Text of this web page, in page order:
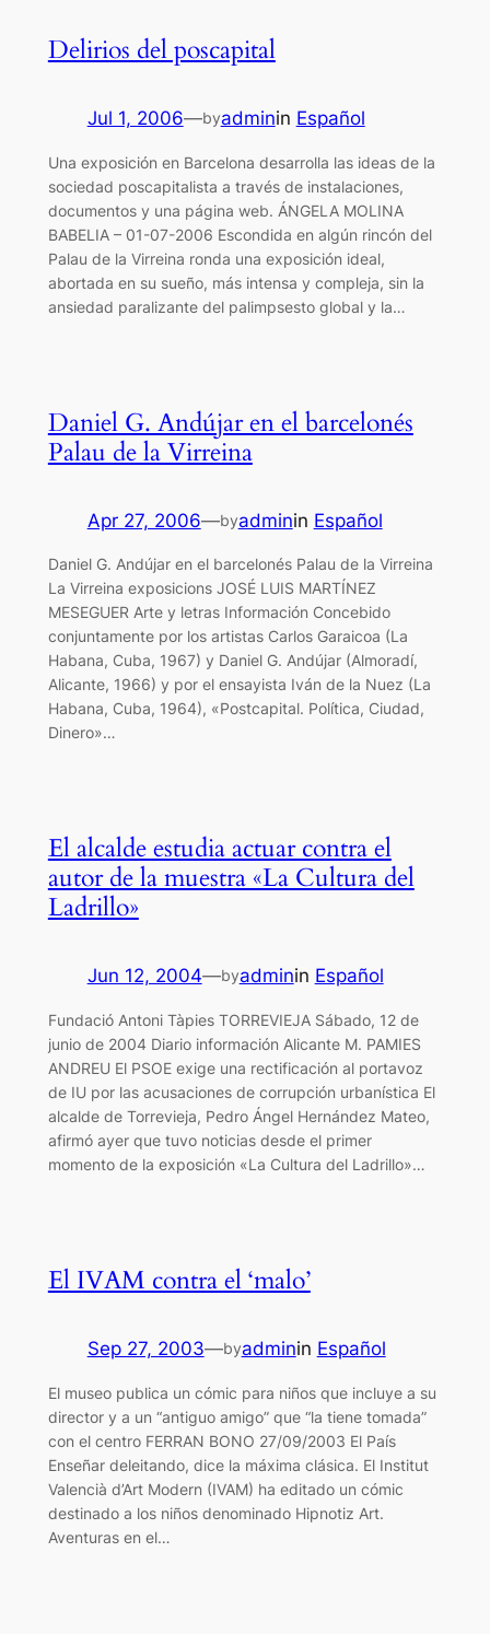
Delirios del poscapital
Jul 1, 2006—byadminin Español
Una exposición en Barcelona desarrolla las ideas de la
sociedad poscapitalista a través de instalaciones,
documentos y una página web. ÁNGELA MOLINA
BABELIA – 01-07-2006 Escondida en algún rincón del
Palau de la Virreina ronda una exposición ideal,
abortada en su sueño, más intensa y compleja, sin la
ansiedad paralizante del palimpsesto global y la…
Daniel G. Andújar en el barcelonés
Palau de la Virreina
Apr 27, 2006—byadminin Español
Daniel G. Andújar en el barcelonés Palau de la Virreina
La Virreina exposicions JOSÉ LUIS MARTÍNEZ
MESEGUER Arte y letras Información Concebido
conjuntamente por los artistas Carlos Garaicoa (La
Habana, Cuba, 1967) y Daniel G. Andújar (Almoradí,
Alicante, 1966) y por el ensayista Iván de la Nuez (La
Habana, Cuba, 1964), «Postcapital. Política, Ciudad,
Dinero»…
El alcalde estudia actuar contra el
autor de la muestra «La Cultura del
Ladrillo»
Jun 12, 2004—byadminin Español
Fundació Antoni Tàpies TORREVIEJA Sábado, 12 de
junio de 2004 Diario información Alicante M. PAMIES
ANDREU El PSOE exige una rectificación al portavoz
de IU por las acusaciones de corrupción urbanística El
alcalde de Torrevieja, Pedro Ángel Hernández Mateo,
afirmó ayer que tuvo noticias desde el primer
momento de la exposición «La Cultura del Ladrillo»…
El IVAM contra el ‘malo’
Sep 27, 2003—byadminin Español
El museo publica un cómic para niños que incluye a su
director y a un “antiguo amigo” que “la tiene tomada”
con el centro FERRAN BONO 27/09/2003 El País
Enseñar deleitando, dice la máxima clásica. El Institut
Valencià d’Art Modern (IVAM) ha editado un cómic
destinado a los niños denominado Hipnotiz Art.
Aventuras en el…